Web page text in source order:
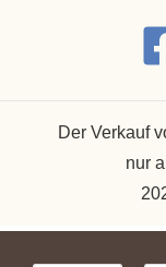
Der Verkauf
nur